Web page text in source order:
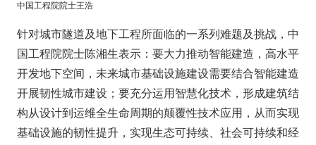
中国工程院院士王浩
针对城市隧道及地下工程所面临的一系列难题及挑战，中
国工程院院士陈湘生表示：要大力推动智能建造，高水平
开发地下空间，未来城市基础设施建设需要结合智能建造
开展韧性城市建设；要充分运用智慧化技术，形成建筑结
构从设计到运维全生命周期的颠覆性技术应用，从而实现
基础设施的韧性提升，实现生态可持续、社会可持续和经